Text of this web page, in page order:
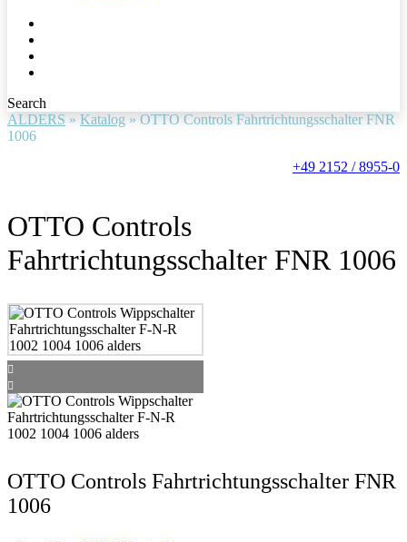
Search
ALDERS » Katalog » OTTO Controls Fahrtrichtungsschalter FNR
1006
+49 2152 / 8955-0
OTTO Controls
Fahrtrichtungsschalter FNR 1006
OTTO Controls Fahrtrichtungsschalter FNR
1006